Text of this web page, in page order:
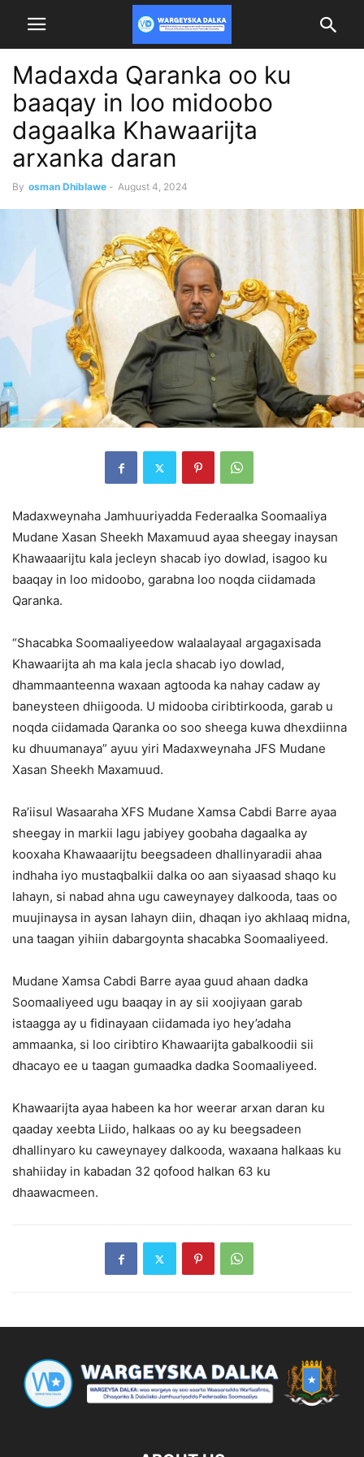
Madaxda Qaranka oo ku
baaqay in loo midoobo
dagaalka Khawaarijta
arxanka daran
By osman Dhiblawe - August 4, 2024
Madaxweynaha Jamhuuriyadda Federaalka Soomaaliya
Mudane Xasan Sheekh Maxamuud ayaa sheegay inaysan
Khawaaarijtu kala jecleyn shacab iyo dowlad, isagoo ku
baaqay in loo midoobo, garabna loo noqda ciidamada
Qaranka.
“Shacabka Soomaaliyeedow walaalayaal argagaxisada
Khawaarijta ah ma kala jecla shacab iyo dowlad,
dhammaanteenna waxaan agtooda ka nahay cadaw ay
baneysteen dhiigooda. U midooba ciribtirkooda, garab u
noqda ciidamada Qaranka oo soo sheega kuwa dhexdiinna
ku dhuumanaya” ayuu yiri Madaxweynaha JFS Mudane
Xasan Sheekh Maxamuud.
Ra’iisul Wasaaraha XFS Mudane Xamsa Cabdi Barre ayaa
sheegay in markii lagu jabiyey goobaha dagaalka ay
kooxaha Khawaaarijtu beegsadeen dhallinyaradii ahaa
indhaha iyo mustaqbalkii dalka oo aan siyaasad shaqo ku
lahayn, si nabad ahna ugu caweynayey dalkooda, taas oo
muujinaysa in aysan lahayn diin, dhaqan iyo akhlaaq midna,
una taagan yihiin dabargoynta shacabka Soomaaliyeed.
Mudane Xamsa Cabdi Barre ayaa guud ahaan dadka
Soomaaliyeed ugu baaqay in ay sii xoojiyaan garab
istaagga ay u fidinayaan ciidamada iyo hey’adaha
ammaanka, si loo ciribtiro Khawaarijta gabalkoodii sii
dhacayo ee u taagan gumaadka dadka Soomaaliyeed.
Khawaarijta ayaa habeen ka hor weerar arxan daran ku
qaaday xeebta Liido, halkaas oo ay ku beegsadeen
dhallinyaro ku caweynayey dalkooda, waxaana halkaas ku
shahiiday in kabadan 32 qofood halkan 63 ku
dhaawacmeen.